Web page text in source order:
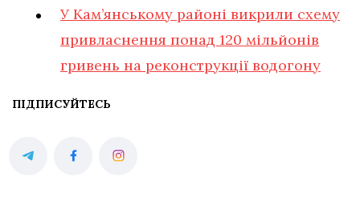
У Кам’янському районі викрили схему
привласнення понад 120 мільйонів
гривень на реконструкції водогону
ПІДПИСУЙТЕСЬ